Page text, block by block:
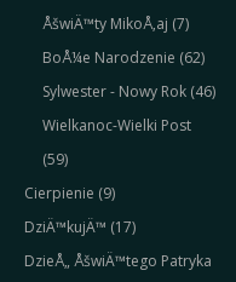
ÅšwiÄ™ty MikoÅ‚aj (7)
BoÅ¼e Narodzenie (62)
Sylwester - Nowy Rok (46)
Wielkanoc-Wielki Post
(59)
Cierpienie (9)
DziÄ™kujÄ™ (17)
DzieÅ„ ÅšwiÄ™tego Patryka